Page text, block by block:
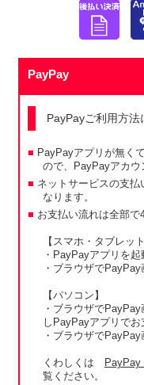
PayPay
PayPayご利用方法
PayPayアプリが無く
ので、PayPayアカウ
ネットサービスの支
なります。
お支払い流れは全部で
【スマホ・タブレット
・PayPayアプリを
・ブラウザで
【パソコン】
・ブラウザで
しPayPayアプリで
・ブラウザで
くわしくは PayPay
覧ください。